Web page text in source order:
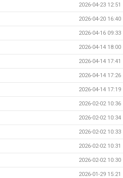
2026-04-23 12:51
2026-04-20 16:40
2026-04-16 09:33
2026-04-14 18:00
2026-04-14 17:41
2026-04-14 17:26
2026-04-14 17:19
2026-02-02 10:36
2026-02-02 10:34
2026-02-02 10:33
2026-02-02 10:31
2026-02-02 10:30
2026-01-29 15:21